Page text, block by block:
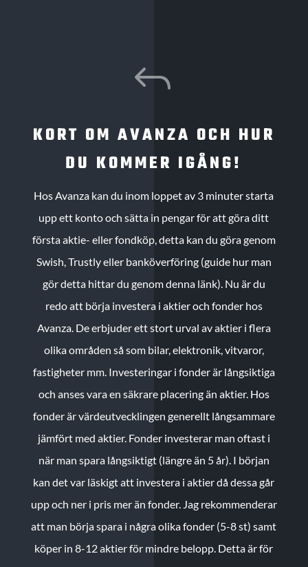
J
KORT OM AVANZA OCH HUR
DU KOMMER IGÅNG!
Hos Avanza kan du inom loppet av 3 minuter starta
upp ett konto och sätta in pengar för att göra ditt
första aktie- eller fondköp, detta kan du göra genom
Swish, Trustly eller banköverföring (guide hur man
gör detta hittar du genom denna länk). Nu är du
redo att börja investera i aktier och fonder hos
Avanza. De erbjuder ett stort urval av aktier i flera
olika områden så som bilar, elektronik, vitvaror,
fastigheter mm. Investeringar i fonder är långsiktiga
och anses vara en säkrare placering än aktier. Hos
fonder är värdeutvecklingen generellt långsammare
jämfört med aktier. Fonder investerar man oftast i
när man spara långsiktigt (längre än 5 år). I början
kan det var läskigt att investera i aktier då dessa går
upp och ner i pris mer än fonder. Jag rekommenderar
att man börja spara i några olika fonder (5-8 st) samt
köper in 8-12 aktier för mindre belopp. Detta är för